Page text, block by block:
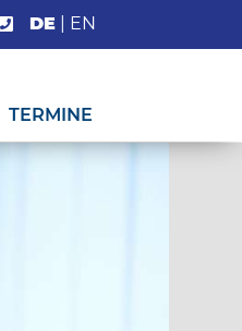
DE| EN
TERMINE